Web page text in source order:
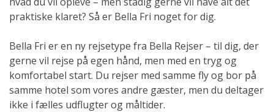
praktiske klaret? Så er Bella Fri noget for dig.
Bella Fri er en ny rejsetype fra Bella Rejser – til dig, der
gerne vil rejse på egen hånd, men med en tryg og
komfortabel start. Du rejser med samme fly og bor på
samme hotel som vores andre gæster, men du deltager
ikke i fælles udflugter og måltider.